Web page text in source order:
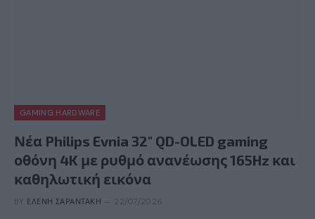
GAMING HARDWARE
Νέα Philips Evnia 32″ QD-OLED gaming
οθόνη 4K με ρυθμό ανανέωσης 165Hz και
καθηλωτική εικόνα
BY ΕΛΈΝΗ ΣΑΡΑΝΤΆΚΗ 22/07/2026